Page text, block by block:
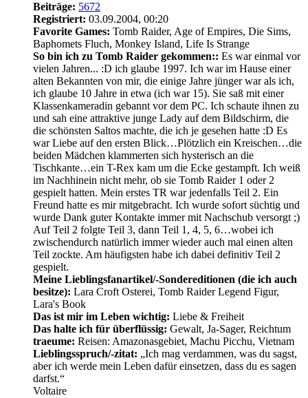
Beiträge: 5672
Registriert: 03.09.2004, 00:20
Favorite Games: Tomb Raider, Age of Empires, Die Sims,
Baphomets Fluch, Monkey Island, Life Is Strange
So bin ich zu Tomb Raider gekommen:: Es war einmal vor
vielen Jahren... :D ich glaube 1997. Ich war im Hause einer
alten Bekannten von mir, die einige Jahre jünger war als ich,
ich glaube 10 Jahre in etwa (ich war 15). Sie saß mit einer
Klassenkameradin gebannt vor dem PC. Ich schaute ihnen zu
und sah eine attraktive junge Lady auf dem Bildschirm, die
die schönsten Saltos machte, die ich je gesehen hatte :D Es
war Liebe auf den ersten Blick…Plötzlich ein Kreischen…die
beiden Mädchen klammerten sich hysterisch an die
Tischkante…ein T-Rex kam um die Ecke gestampft. Ich weiß
im Nachhinein nicht mehr, ob sie Tomb Raider 1 oder 2
gespielt hatten. Mein erstes TR war jedenfalls Teil 2. Ein
Freund hatte es mir mitgebracht. Ich wurde sofort süchtig und
wurde Dank guter Kontakte immer mit Nachschub versorgt ;)
Auf Teil 2 folgte Teil 3, dann Teil 1, 4, 5, 6…wobei ich
zwischendurch natürlich immer wieder auch mal einen alten
Teil zockte. Am häufigsten habe ich dabei definitiv Teil 2
gespielt.
Meine Lieblingsfanartikel/-Sondereditionen (die ich auch
besitze): Lara Croft Osterei, Tomb Raider Legend Figur,
Lara's Book
Das ist mir im Leben wichtig: Liebe & Freiheit
Das halte ich für überflüssig: Gewalt, Ja-Sager, Reichtum
traeume: Reisen: Amazonasgebiet, Machu Picchu, Vietnam
Lieblingsspruch/-zitat: „Ich mag verdammen, was du sagst,
aber ich werde mein Leben dafür einsetzen, dass du es sagen
darfst.“
Voltaire